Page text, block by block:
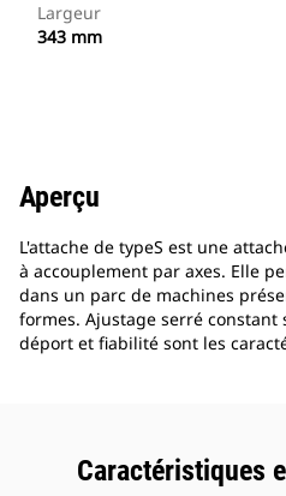
Largeur
343 mm
Aperçu
L'attache de typeS est une
à accouplement par axes. Elle
dans un parc de machines
formes. Ajustage serré
déport et fiabilité sont les
Caractéristiques